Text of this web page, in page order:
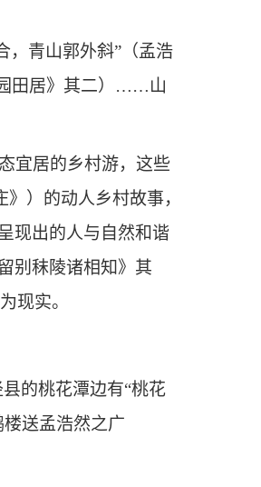
，青山郭外斜”（孟浩
园田居》其二）……山
宜居的乡村游，这些
）的动人乡村故事，
现出的人与自然和谐
别秣陵诸相知》其
现实。
的桃花潭边有“桃花
送孟浩然之广